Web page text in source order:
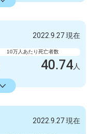
5798
2022.9.27 現在
10万人あたり死亡者数
40.74人
1051
2022.9.27 現在